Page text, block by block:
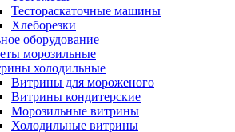
Тестораскаточные машины
Хлеборезки
оборудование
морозильные
холодильные
Витрины для мороженого
Витрины кондитерские
Морозильные витрины
Холодильные витрины